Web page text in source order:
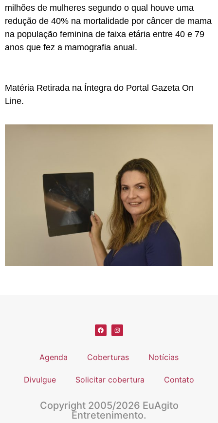
milhões de mulheres segundo o qual houve uma
redução de 40% na mortalidade por câncer de mama
na população feminina de faixa etária entre 40 e 79
anos que fez a mamografia anual.
Matéria Retirada na Íntegra do Portal Gazeta On
Line.
Agenda Coberturas Notícias
Divulgue Solicitar cobertura Contato
Copyright 2005/2026 EuAgito
Entretenimento.